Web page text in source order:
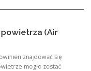
(Air
znajdować się
mogło zostać